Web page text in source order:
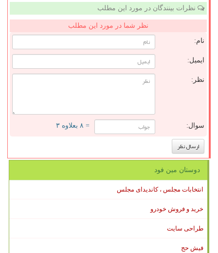
نظرات بینندگان در مورد این مطلب
نظر شما در مورد این مطلب
نام:
ایمیل:
نظر:
سوال: = ۸ بعلاوه ۳
دوستان مین فود
انتخابات مجلس ، کاندیدای مجلس
خرید و فروش خودرو
طراحی سایت
فیش حج